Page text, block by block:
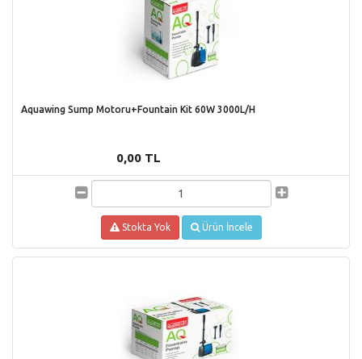
Aquawing Sump Motoru+Fountain Kit 60W 3000L/H
0,00 TL
Stokta Yok Ürün İncele